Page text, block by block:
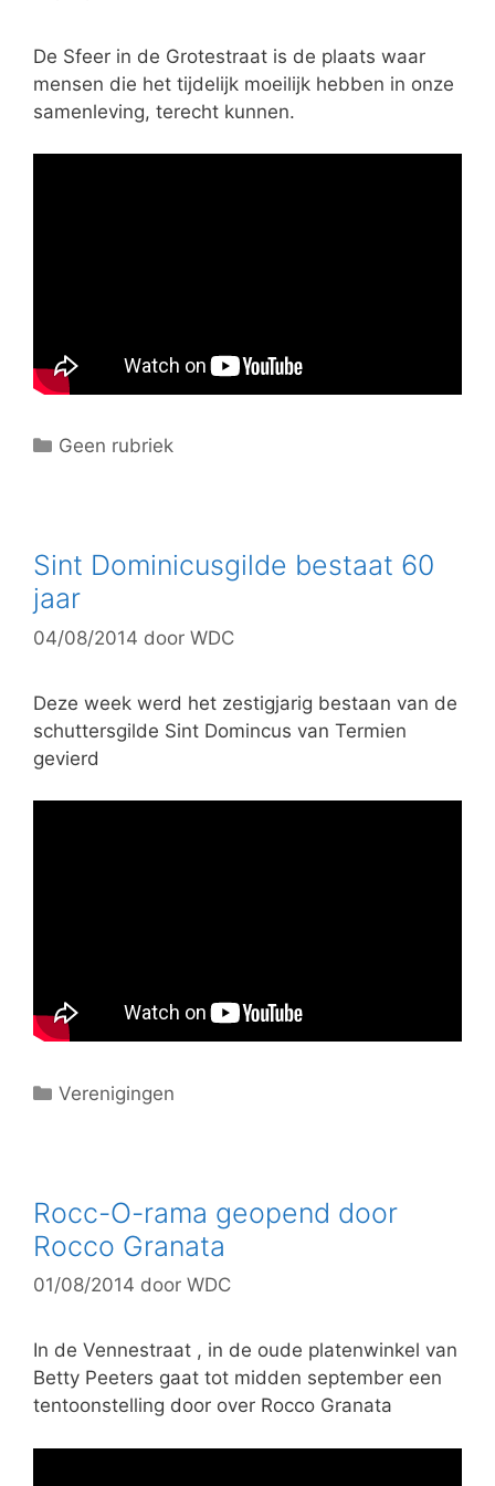
ë
n
De Sfeer in de Grotestraat is de plaats waar
mensen die het tijdelijk moeilijk hebben in onze
samenleving, terecht kunnen.
C
g
r
i
ë
n
Geen rubriek
Sint Dominicusgilde bestaat 60
jaar
04/08/2014 door WDC
Deze week werd het zestigjarig bestaan van de
schuttersgilde Sint Domincus van Termien
gevierd
C
g
o
r
i
ë
n
Verenigingen
Rocc-O-rama geopend door
Rocco Granata
01/08/2014 door WDC
In de Vennestraat , in de oude platenwinkel van
Betty Peeters gaat tot midden september een
tentoonstelling door over Rocco Granata